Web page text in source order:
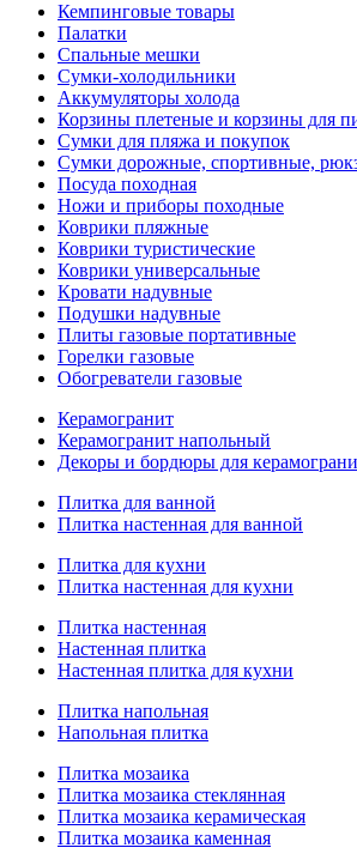
Кемпинговые товары
Палатки
Спальные мешки
Сумки-холодильники
Аккумуляторы холода
Корзины плетеные и корзины для
Сумки для пляжа и покупок
Сумки дорожные, спортивные,
Посуда походная
Ножи и приборы походные
Коврики пляжные
Коврики туристические
Коврики универсальные
Кровати надувные
Подушки надувные
Плиты газовые портативные
Горелки газовые
Обогреватели газовые
Керамогранит
Керамогранит напольный
Декоры и бордюры для
Плитка для ванной
Плитка настенная для ванной
Плитка для кухни
Плитка настенная для кухни
Плитка настенная
Настенная плитка
Настенная плитка для кухни
Плитка напольная
Напольная плитка
Плитка мозаика
Плитка мозаика стеклянная
Плитка мозаика керамическая
Плитка мозаика каменная